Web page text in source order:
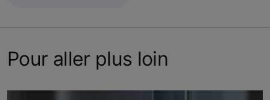
Pour aller plus loin